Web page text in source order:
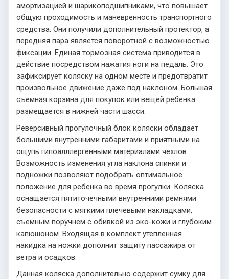
амортизацией и шарикоподшипниками, что повышает
общую проходимость и маневренность транспортного
средства. Они получили дополнительный протектор, а
передняя пара является поворотной с возможностью
фиксации. Единая тормозная система приводится в
действие посредством нажатия ноги на педаль. Это
зафиксирует коляску на одном месте и предотвратит
произвольное движение даже под наклоном. Большая
съемная корзина для покупок или вещей ребенка
размещается в нижней части шасси.
Реверсивный прогулочный блок коляски обладает
большими внутренними габаритами и приятными на
ощупь гипоалллергенными материалами чехлов.
Возможность изменения угла наклона спинки и
подножки позволяют подобрать оптимальное
положение для ребенка во время прогулки. Коляска
оснащается пятиточечными внутренними ремнями
безопасности с мягкими плечевыми накладками,
съемным поручнем с обивкой из эко-кожи и глубоким
капюшоном. Входящая в комплект утепленная
накидка на ножки дополнит защиту пассажира от
ветра и осадков.
Данная коляска дополнительно содержит сумку для